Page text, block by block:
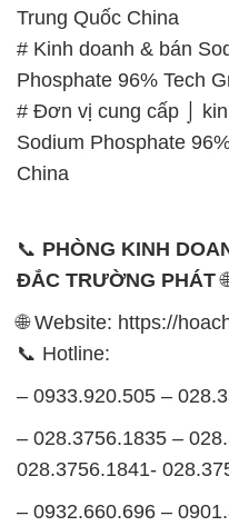
Trung Quốc China
# Kinh doanh & bán
Phosphate 96% Tech
# Đơn vị cung cấp ⌡
Sodium Phosphate
China
📞 PHÒNG KINH
ĐẮC TRƯỜNG PHÁT
🌐 Website: https://
📞 Hotline:
– 0933.920.505 –
– 028.3756.1835 –
028.3756.1841-
– 0932.660.696 –